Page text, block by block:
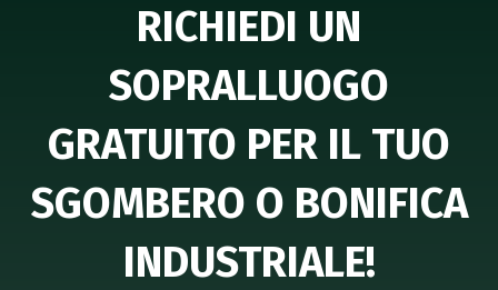
RICHIEDI UN
SOPRALLUOGO
GRATUITO PER IL TUO
SGOMBERO O BONIFICA
INDUSTRIALE!